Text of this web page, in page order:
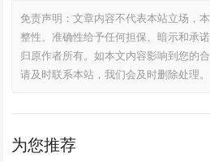
免责声明：文章内容不代表本站立场，
整性、准确性给予任何担保、暗示和承
归原作者所有。如本文内容影响到您的
请及时联系本站，我们会及时删除处理。
为您推荐